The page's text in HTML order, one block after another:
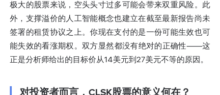
极大的股票来说，空头头寸过多可能会带来双重风险。此
外，支撑溢价的人工智能概念也建立在截至最新报告尚未
签署的租赁协议之上。你现在支付的是一份可能生效也可
能失效的看涨期权。双方显然都没有绝对的正确性——这
正是分析师给出的目标价从14美元到27美元不等的原因。
对投资者而言，CLSK股票的意义何在？